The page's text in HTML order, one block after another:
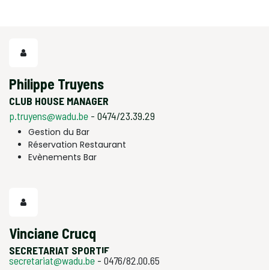
Philippe Truyens
CLUB HOUSE MANAGER
p.truyens@wadu.be - 0474/23.39.29
Gestion du Bar
Réservation Restaurant
Evènements Bar
Vinciane Crucq
SECRETARIAT SPORTIF
secretariat@wadu.be - 0476/82.00.65